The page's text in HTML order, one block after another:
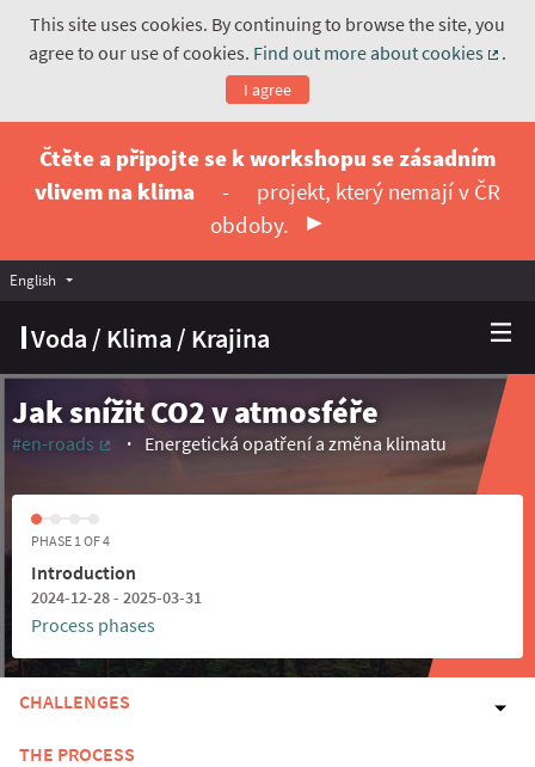
This site uses cookies. By continuing to browse the site, you
agree to our use of cookies. Find out more about cookies
.
I agree
Čtěte a připojte se k workshopu se zásadním
vlivem na klima
-
projekt, který nemají v ČR
obdoby.
Voda / Klima / Krajina
English Vyberte jazyk
Jak snížit CO2 v atmosféře
#en-roads
(External link)
Energetická opatření a změna klimatu
PHASE 1 OF 4
Introduction
2024-12-28 - 2025-03-31
Process phases
CHALLENGES
THE PROCESS